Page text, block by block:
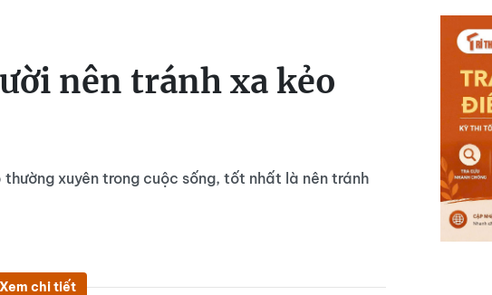
nên tránh xa kẻo
xuyên trong cuộc sống, tốt nhất là nên tránh
Xem chi tiết